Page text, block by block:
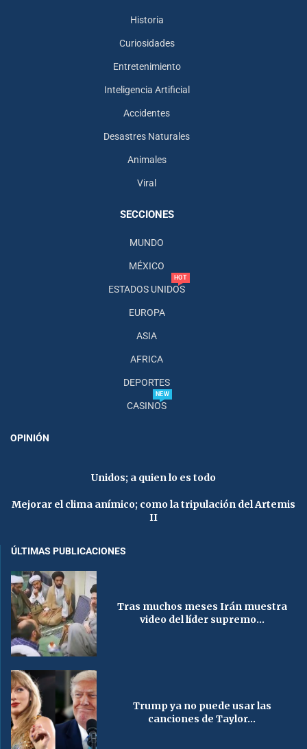
Historia
Curiosidades
Entretenimiento
Inteligencia Artificial
Accidentes
Desastres Naturales
Animales
Viral
SECCIONES
MUNDO
MÉXICO
ESTADOS UNIDOS
HOT
EUROPA
ASIA
AFRICA
DEPORTES
CASINOS
NEW
OPINIÓN
Unidos; a quien lo es todo
Mejorar el clima anímico; como la tripulación del Artemis
II
ÚLTIMAS PUBLICACIONES
Tras muchos meses Irán muestra
video del líder supremo...
Trump ya no puede usar las
canciones de Taylor...